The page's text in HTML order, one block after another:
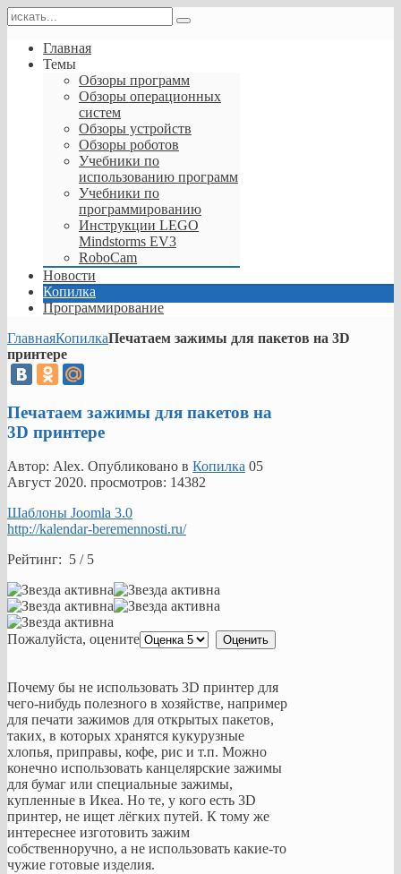
Главная
Темы
Обзоры программ
Обзоры операционных
систем
Обзоры устройств
Обзоры роботов
Учебники по
использованию программ
Учебники по
программированию
Инструкции LEGO
Mindstorms EV3
RoboCam
Новости
Копилка
Программирование
ГлавнаяКопилкаПечатаем зажимы для пакетов на 3D
принтере
Печатаем зажимы для пакетов на
3D принтере
Автор: Alex. Опубликовано в Копилка 05
Август 2020. просмотров: 14382
Шаблоны Joomla 3.0
http://kalendar-beremennosti.ru/
Рейтинг: 5 / 5
Пожалуйста, оцените
Почему бы не использовать 3D принтер для
чего-нибудь полезного в хозяйстве, например
для печати зажимов для открытых пакетов,
таких, в которых хранятся кукурузные
хлопья, приправы, кофе, рис и т.п. Можно
конечно использовать канцелярские зажимы
для бумаг или специальные зажимы,
купленные в Икеа. Но те, у кого есть 3D
принтер, не ищет лёгких путей. К тому же
интереснее изготовить зажим
собственноручно, а не использовать какие-то
чужие готовые изделия.